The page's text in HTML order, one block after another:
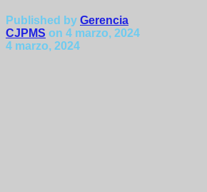
Published by Gerencia
CJPMS on 4 marzo, 2024
4 marzo, 2024